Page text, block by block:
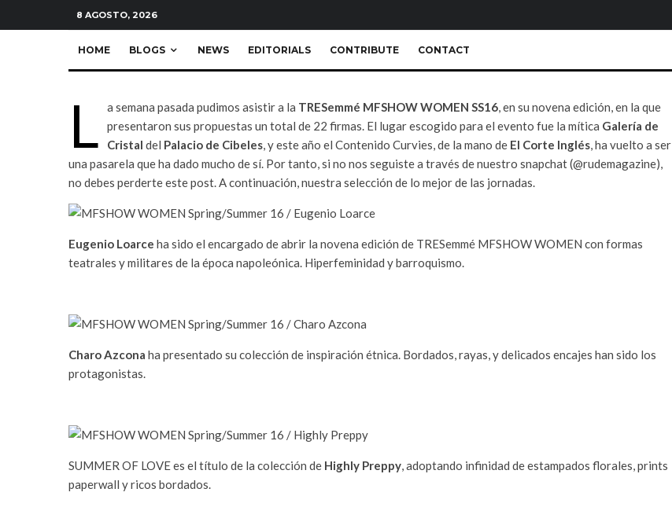
8 AGOSTO, 2026
HOME BLOGS NEWS EDITORIALS CONTRIBUTE CONTACT
L a semana pasada pudimos asistir a la TRESemmé MFSHOW WOMEN SS16, en su novena edición, en la que
presentaron sus propuestas un total de 22 firmas. El lugar escogido para el evento fue la mítica Galería de
Cristal del Palacio de Cibeles, y este año el Contenido Curvies, de la mano de El Corte Inglés, ha vuelto a ser
una pasarela que ha dado mucho de sí. Por tanto, si no nos seguiste a través de nuestro snapchat (@rudemagazine),
no debes perderte este post. A continuación, nuestra selección de lo mejor de las jornadas.
Eugenio Loarce ha sido el encargado de abrir la novena edición de TRESemmé MFSHOW WOMEN con formas
teatrales y militares de la época napoleónica. Hiperfeminidad y barroquismo.
Charo Azcona ha presentado su colección de inspiración étnica. Bordados, rayas, y delicados encajes han sido los
protagonistas.
SUMMER OF LOVE es el título de la colección de Highly Preppy, adoptando infinidad de estampados florales, prints
paperwall y ricos bordados.